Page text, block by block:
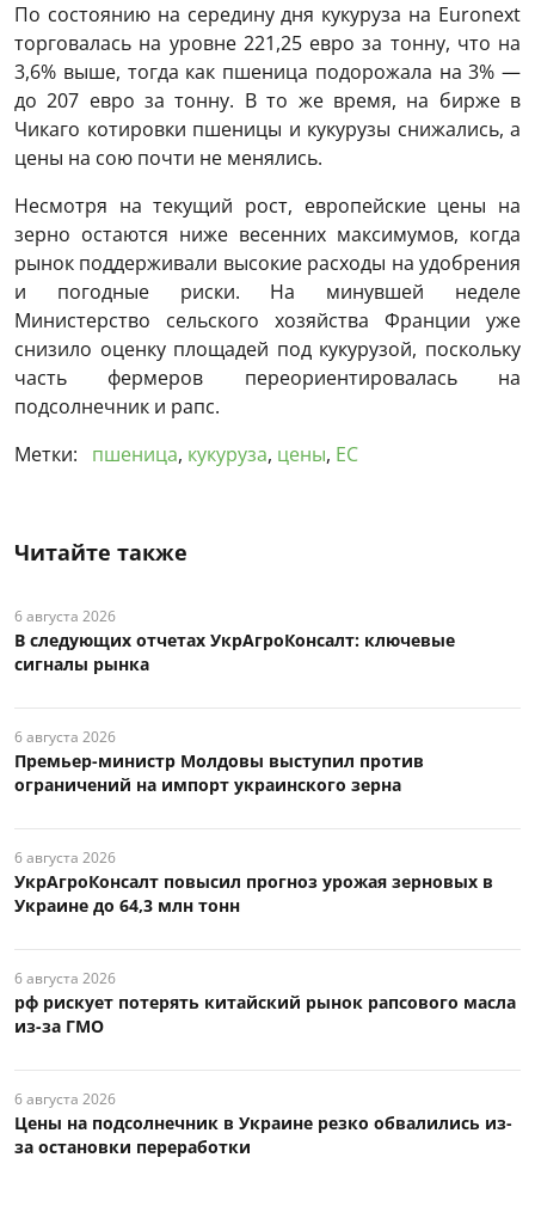
По состоянию на середину дня кукуруза на Euronext
торговалась на уровне 221,25 евро за тонну, что на
3,6% выше, тогда как пшеница подорожала на 3% —
до 207 евро за тонну. В то же время, на бирже в
Чикаго котировки пшеницы и кукурузы снижались, а
цены на сою почти не менялись.
Несмотря на текущий рост, европейские цены на
зерно остаются ниже весенних максимумов, когда
рынок поддерживали высокие расходы на удобрения
и погодные риски. На минувшей неделе
Министерство сельского хозяйства Франции уже
снизило оценку площадей под кукурузой, поскольку
часть фермеров переориентировалась на
подсолнечник и рапс.
Метки:
пшеница, кукуруза, цены, ЕС
Читайте также
6 августа 2026
В следующих отчетах УкрАгроКонсалт: ключевые
сигналы рынка
6 августа 2026
Премьер-министр Молдовы выступил против
ограничений на импорт украинского зерна
6 августа 2026
УкрАгроКонсалт повысил прогноз урожая зерновых в
Украине до 64,3 млн тонн
6 августа 2026
рф рискует потерять китайский рынок рапсового масла
из-за ГМО
6 августа 2026
Цены на подсолнечник в Украине резко обвалились из-
за остановки переработки